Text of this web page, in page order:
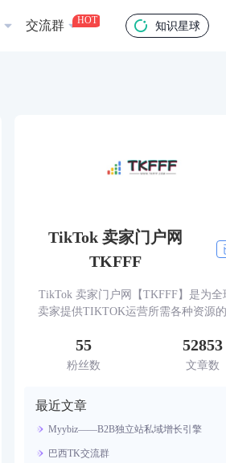
交流群 HOT 知识星球
TikTok 卖家门户网
TKFFF
TikTok 卖家门户网【TKFFF】是为全
卖家提供TIKTOK运营所需各种资源
坛、社群、活动、人脉、货盘、教学等
55
粉丝数
52853
文章数
最近文章
Myybiz——B2B独立站私域增长引擎
巴西TK交流群